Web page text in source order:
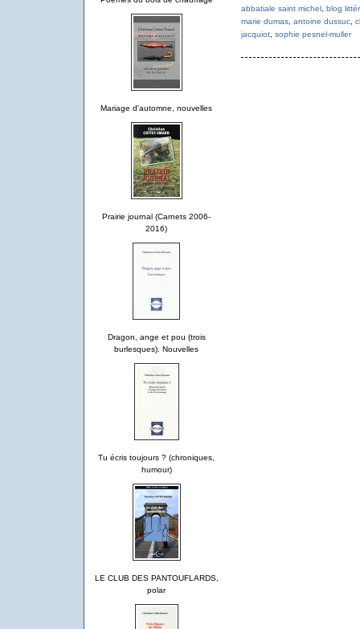
Mariage d'automne, nouvelles
Prairie journal (Carnets 2006-
2016)
Dragon, ange et pou (trois
burlesques). Nouvelles
Tu écris toujours ? (chroniques,
humour)
LE CLUB DES PANTOUFLARDS,
polar
abbatiale saint michel, blog
marie dumas, antoine dussuc,
jacquiot, sophie pesnel-muller